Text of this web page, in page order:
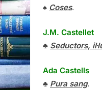
♠ Coses.
J.M. Castellet
♣ Seductors,
Ada Castells
♣ Pura sang.